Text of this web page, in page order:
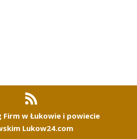
Firm w Łukowie i powiecie
Lukow24.com